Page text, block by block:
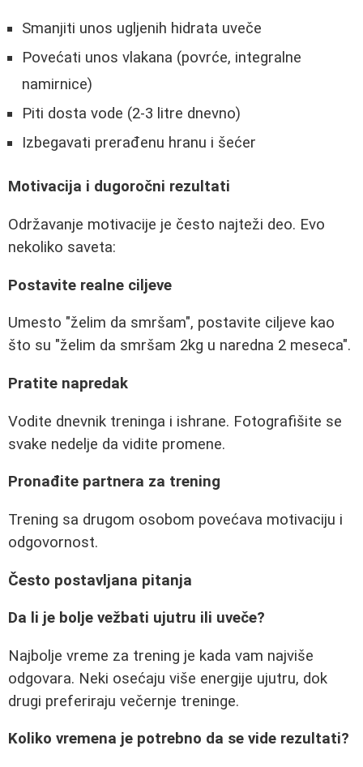
Smanjiti unos ugljenih hidrata uveče
Povećati unos vlakana (povrće, integralne
namirnice)
Piti dosta vode (2-3 litre dnevno)
Izbegavati prerađenu hranu i šećer
Motivacija i dugoročni rezultati
Održavanje motivacije je često najteži deo. Evo
nekoliko saveta:
Postavite realne ciljeve
Umesto "želim da smršam", postavite ciljeve kao
što su "želim da smršam 2kg u naredna 2 meseca".
Pratite napredak
Vodite dnevnik treninga i ishrane. Fotografišite se
svake nedelje da vidite promene.
Pronađite partnera za trening
Trening sa drugom osobom povećava motivaciju i
odgovornost.
Često postavljana pitanja
Da li je bolje vežbati ujutru ili uveče?
Najbolje vreme za trening je kada vam najviše
odgovara. Neki osećaju više energije ujutru, dok
drugi preferiraju večernje treninge.
Koliko vremena je potrebno da se vide rezultati?